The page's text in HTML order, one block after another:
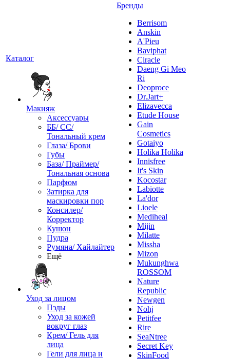
Каталог
Макияж
Аксессуары
ББ/ СС/
Тональный крем
Глаза/ Брови
Губы
База/ Праймер/
Тональная основа
Парфюм
Затирка для
маскировки пор
Консилер/
Корректор
Кушон
Пудра
Румяна/ Хайлайтер
Ещё
Уход за лицом
Пэды
Уход за кожей
вокруг глаз
Крем/ Гель для
лица
Гели для лица и
Бренды
Berrisom
Anskin
A'Pieu
Baviphat
Ciracle
Daeng Gi Meo
Ri
Deoproce
Dr.Jart+
Elizavecca
Etude House
Gain
Cosmetics
Gotaiyo
Holika Holika
Innisfree
It's Skin
Kocostar
Labiotte
La'dor
Lioele
Mediheal
Mijin
Milatte
Missha
Mizon
Mukunghwa
ROSSOM
Nature
Republic
Newgen
Nohj
Petitfee
Rire
SeaNtree
Secret Key
SkinFood